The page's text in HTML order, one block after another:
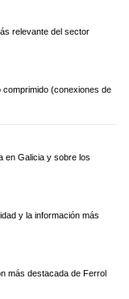
relevante del sector
(conexiones de
en Galicia y sobre los
y la información más
más destacada de Ferrol